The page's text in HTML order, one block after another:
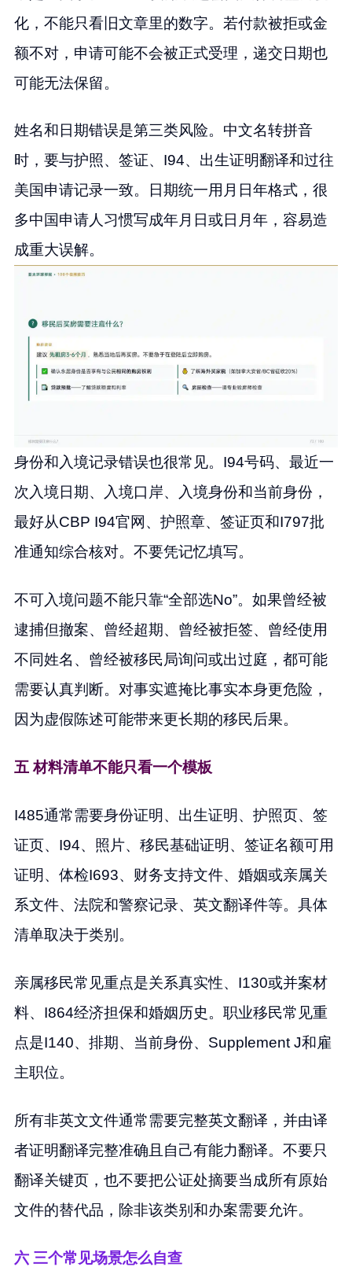
化，不能只看旧文章里的数字。若付款被拒或金
额不对，申请可能不会被正式受理，递交日期也
可能无法保留。
姓名和日期错误是第三类风险。中文名转拼音
时，要与护照、签证、I94、出生证明翻译和过往
美国申请记录一致。日期统一用月日年格式，很
多中国申请人习惯写成年月日或日月年，容易造
成重大误解。
身份和入境记录错误也很常见。I94号码、最近一
次入境日期、入境口岸、入境身份和当前身份，
最好从CBP I94官网、护照章、签证页和I797批
准通知综合核对。不要凭记忆填写。
不可入境问题不能只靠“全部选No”。如果曾经被
逮捕但撤案、曾经超期、曾经被拒签、曾经使用
不同姓名、曾经被移民局询问或出过庭，都可能
需要认真判断。对事实遮掩比事实本身更危险，
因为虚假陈述可能带来更长期的移民后果。
五 材料清单不能只看一个模板
I485通常需要身份证明、出生证明、护照页、签
证页、I94、照片、移民基础证明、签证名额可用
证明、体检I693、财务支持文件、婚姻或亲属关
系文件、法院和警察记录、英文翻译件等。具体
清单取决于类别。
亲属移民常见重点是关系真实性、I130或并案材
料、I864经济担保和婚姻历史。职业移民常见重
点是I140、排期、当前身份、Supplement J和雇
主职位。
所有非英文文件通常需要完整英文翻译，并由译
者证明翻译完整准确且自己有能力翻译。不要只
翻译关键页，也不要把公证处摘要当成所有原始
文件的替代品，除非该类别和办案需要允许。
六 三个常见场景怎么自查